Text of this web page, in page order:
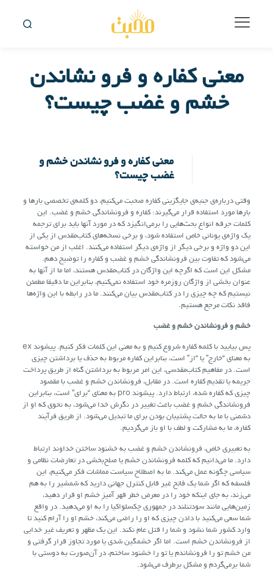
معنی کفاره و فرو نشاندن
خشم و غضب چیست؟
معنی کفاره و فرو نشاندن خشم و
غضب چیست؟
وقتی درباره‌ی جنبه‌ی جایگزینی کفاره صحبت می‌کنیم، دو کلمه‌ی تخصصی بارها و
بارها مورد استفاده قرار می‌گیرند: کفاره و فرونشاندگی خشم و غضب. این
کلمات جرقه انواع بحث‌هایی را برمی‌انگیزد که در مورد آنها باید برای ترجمه
یک واژه‌ی یونانی خاص استفاده شود، و برخی نسخه‌های کتاب‌مقدس از یکی از
این دو واژه و برخی دیگر از واژه‌ی دیگر استفاده می‌کنند. اغلب از من خواسته
می‌شود که تفاوت بین فرونشاندگی خشم و غضب و کفاره را توضیح دهم.
مشکل این است که اگرچه این واژگان در کتاب‌مقدس هستند، اما ما از آنها به
عنوان بخشی از واژگان روزمره خود استفاده نمی‌کنیم، بنابراین ما دقیقا مطمئن
نیستیم که چه چیزی را در کتاب‌مقدس بیان می‌کنند. ما در رابطه با این واژه‌ها
فاقد نکات مرجع هستیم.
خشم و فرونشاندن خشم و غضب
پس بیایید با کلمه کفاره شروع کنیم و به معنی این کلمات فکر کنیم. پیشوند ex
به معنای “خارج” یا “از” است، بنابراین کفاره مربوط به حذف یا برداشتن چیزی
است. در مفاهیم کتاب‌مقدسی، این امر مربوط به برداشتن گناه از طریق پرداخت
جریمه یا تقدیم کفاره است. در مقابل، فرونشاندن خشم و غضب با مقصود
چیزی که کفاره شده، ارتباط دارد. پیشوند pro به معنای “برای” است، بنابراین
فرونشاندگی خشم و غضب باعث تغییر در نگرش خدا می‌شود، به‌ نحوی که او از
دشمنی با ما به حالت پشتیبان بودن برای ما تبدیل می‌شود. از طریق فرآیند
کفاره، ما به مشارکت و لطف با او باز می‌گردیم.
به تعبیری خاص، فرونشاندن خشم و غضب به خشنود ساختن خداوند ارتباط
دارد. ما می‌دانیم که کلمه فرونشاندن خشم یا صلح‌بخشی در تعارضات نظامی و
سیاسی چگونه عمل می‌کند. ما به اصطلاح سیاست مماشات فکر می‌کنیم، این
فلسفه که اگر شما یک فاتح غیر قابل کنترل جهانی دارید که شمشیر را به هم
می‌زند، به جای اینکه خود را در معرض خطر قهر آمیزِ خشم او قرار دهید،
زمین‌هایی مانند سودتنلند در جمهوری چکسلواکیا را به او می‌دهید. در واقع
شما سعی می‌کنید با دادن چیزی که او را راضی می‌کند، خشم او را آرام کنید تا
وارد کشور شما نشود و شما را قتل عام نکند. این یک مظهر و تعریف غیر خدایی
از فرونشاندن خشم است. اما اگر خشمگین شدی یا مورد تجاوز قرار گرفتی و
من خشم تو را فرونشاندم یا تو را خشنود ساختم، در آن‌صورت به دوستی با
شما برمی‌گردم و مشکل برطرف می‌شود.